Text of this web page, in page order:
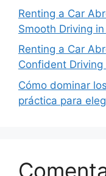
Renting a Car
Smooth Driving
Renting a Car
Confident Driving
Cómo dominar
práctica para